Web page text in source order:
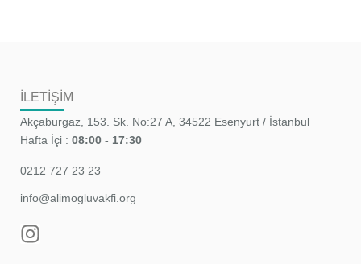
İLETİŞİM
Akçaburgaz, 153. Sk. No:27 A, 34522 Esenyurt / İstanbul
Hafta İçi : 08:00 - 17:30
0212 727 23 23
info@alimogluvakfi.org